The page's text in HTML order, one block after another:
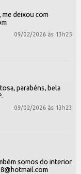
me deixou com
09/02/2026 às 13h25
parabéns, bela
09/02/2026 às 13h23
somos do interior